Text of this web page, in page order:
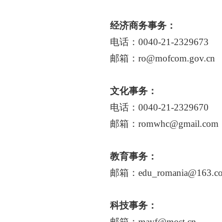
经济商务事务：
电话： 0040-21-2329673
邮箱： ro@mofcom.gov.cn
文化事务：
电话： 0040-21-2329670
邮箱： romwhc@gmail.com
教育事务：
邮箱：
科技事务：